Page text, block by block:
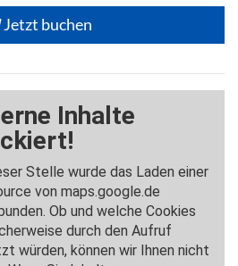
Jetzt buchen